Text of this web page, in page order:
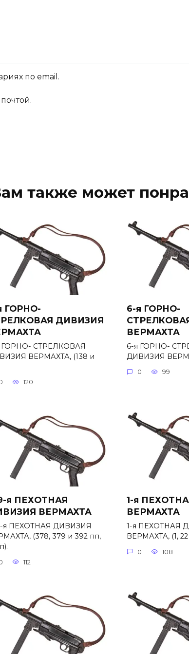
по email.
также может
ГОРНО-
ДИВИЗИЯ
ГОРНО- СТРЕЛКОВАЯ
ВЕРМАХТА, (138 и
120
6-я ГОРНО-
ВЕРМАХТА
6-я ГОРНО-
ДИВИЗИЯ
0 99
я ПЕХОТНАЯ
ВЕРМАХТА
я ПЕХОТНАЯ ДИВИЗИЯ
(378, 379 и 392 пп,
112
1-я
ВЕРМАХТА
1-я ПЕХОТНАЯ
ВЕРМАХТА, (1, 22
0 108